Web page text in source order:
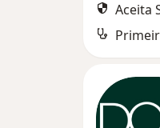
Aceita